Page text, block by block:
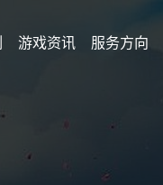
游戏资讯 服务方向